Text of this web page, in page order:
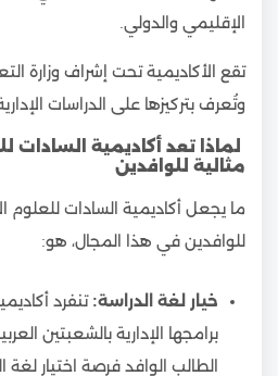
الإقليمي والدولي.
تقع الأكاديمية تحت إشراف وزارة
وتُعرف بتركيزها على الدراسات
لماذا تعد أكاديمية السادات
مثالية للوافدين
ما يجعل أكاديمية السادات للعلوم
للوافدين في هذا المجال، هو:
خيار لغة الدراسة: تنفرد
برامجها الإدارية بالشعبتين
الطالب الوافد فرصة اختيار لغة